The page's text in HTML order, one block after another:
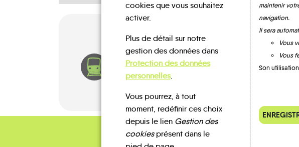
Les
TRAIN
cookies que vous souhaitez
activer.
Plus de détail sur notre
gestion des données dans
Protection des données
personnelles.
Vous pourrez, à tout
moment, redéfinir ces choix
depuis le lien Gestion des
cookiesprésent dans le
maintenir
navigation.
Il sera
Vous
Vous
Son